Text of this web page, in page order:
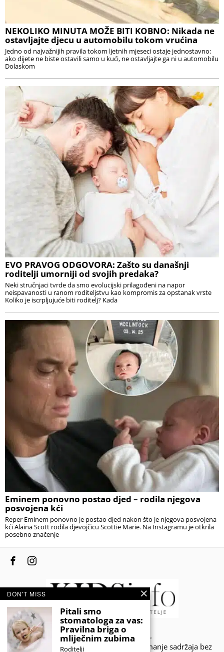
NEKOLIKO MINUTA MOŽE BITI KOBNO: Nikada ne
ostavljajte djecu u automobilu tokom vrućina
Jedno od najvažnijih pravila tokom ljetnih mjeseci ostaje jednostavno:
ako dijete ne biste ostavili samo u kući, ne ostavljajte ga ni u automobilu
Dolaskom
EVO PRAVOG ODGOVORA: Zašto su današnji
roditelji umorniji od svojih predaka?
Neki stručnjaci tvrde da smo evolucijski prilagođeni na napor
neispavanosti u ranom roditeljstvu kao kompromis za opstanak vrste
Koliko je iscrpljujuće biti roditelj? Kada
Eminem ponovno postao djed – rodila njegova
posvojena kći
Reper Eminem ponovno je postao djed nakon što je njegova posvojena
kći Alaina Scott rodila djevojčicu Scottie Marie. Na Instagramu je otkrila
posebno značenje
© 2020 - KIDSINFO.BA.
Sva prava zadržana. Zabranjeno preuzimanje sadržaja bez
DON'T MISS
Pitali smo
stomatologa za vas:
Pravilna briga o
mliječnim zubima
Roditelji